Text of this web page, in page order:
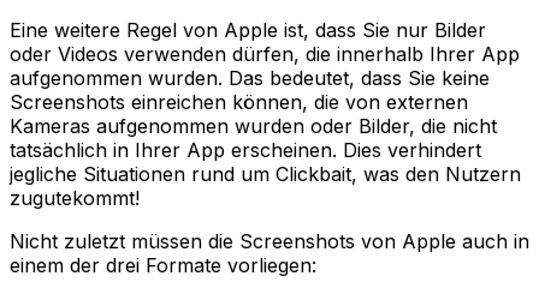
Eine weitere Regel von Apple ist, dass Sie nur Bilder
oder Videos verwenden dürfen, die innerhalb Ihrer App
aufgenommen wurden. Das bedeutet, dass Sie keine
Screenshots einreichen können, die von externen
Kameras aufgenommen wurden oder Bilder, die nicht
tatsächlich in Ihrer App erscheinen. Dies verhindert
jegliche Situationen rund um Clickbait, was den Nutzern
zugutekommt!
Nicht zuletzt müssen die Screenshots von Apple auch in
einem der drei Formate vorliegen: